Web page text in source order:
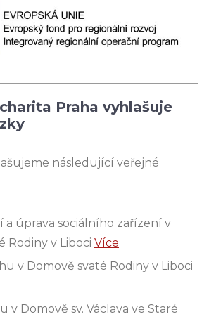
Praha vyhlašuje
následující veřejné
a úprava sociálního zařízení v
Rodiny v Liboci Více
v Domově svaté Rodiny v Liboci
v Domově sv. Václava ve Staré